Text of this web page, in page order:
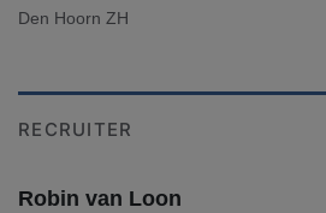
Den Hoorn ZH
RECRUITER
Robin van Loon